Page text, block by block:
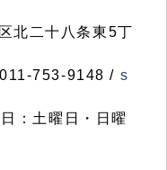
北二十八条東5丁
753-9148 / s
：土曜日・日曜